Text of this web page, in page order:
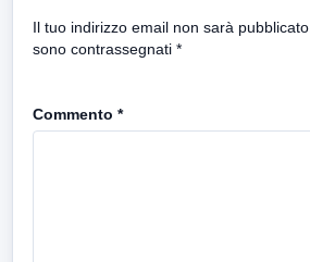
Il tuo indirizzo email non sarà pubblicato.
sono contrassegnati *
Commento *